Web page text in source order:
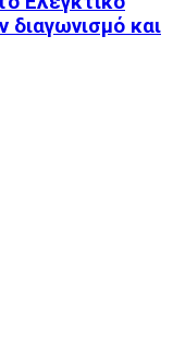
διαγωνισμό και